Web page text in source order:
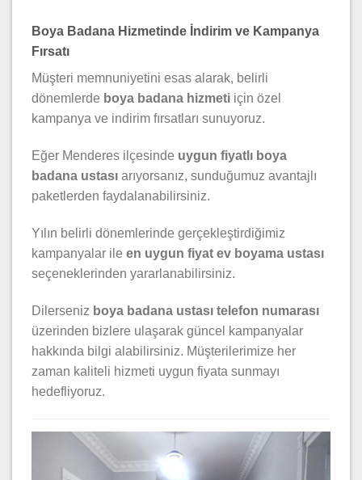
Boya Badana Hizmetinde İndirim ve Kampanya
Fırsatı
Müşteri memnuniyetini esas alarak, belirli
dönemlerde boya badana hizmeti için özel
kampanya ve indirim fırsatları sunuyoruz.
Eğer Menderes ilçesinde uygun fiyatlı boya
badana ustası arıyorsanız, sunduğumuz avantajlı
paketlerden faydalanabilirsiniz.
Yılın belirli dönemlerinde gerçekleştirdiğimiz
kampanyalar ile en uygun fiyat ev boyama ustası
seçeneklerinden yararlanabilirsiniz.
Dilerseniz boya badana ustası telefon numarası
üzerinden bizlere ulaşarak güncel kampanyalar
hakkında bilgi alabilirsiniz. Müşterilerimize her
zaman kaliteli hizmeti uygun fiyata sunmayı
hedefliyoruz.